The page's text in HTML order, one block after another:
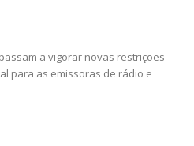
a vigorar novas restrições
para as emissoras de rádio e